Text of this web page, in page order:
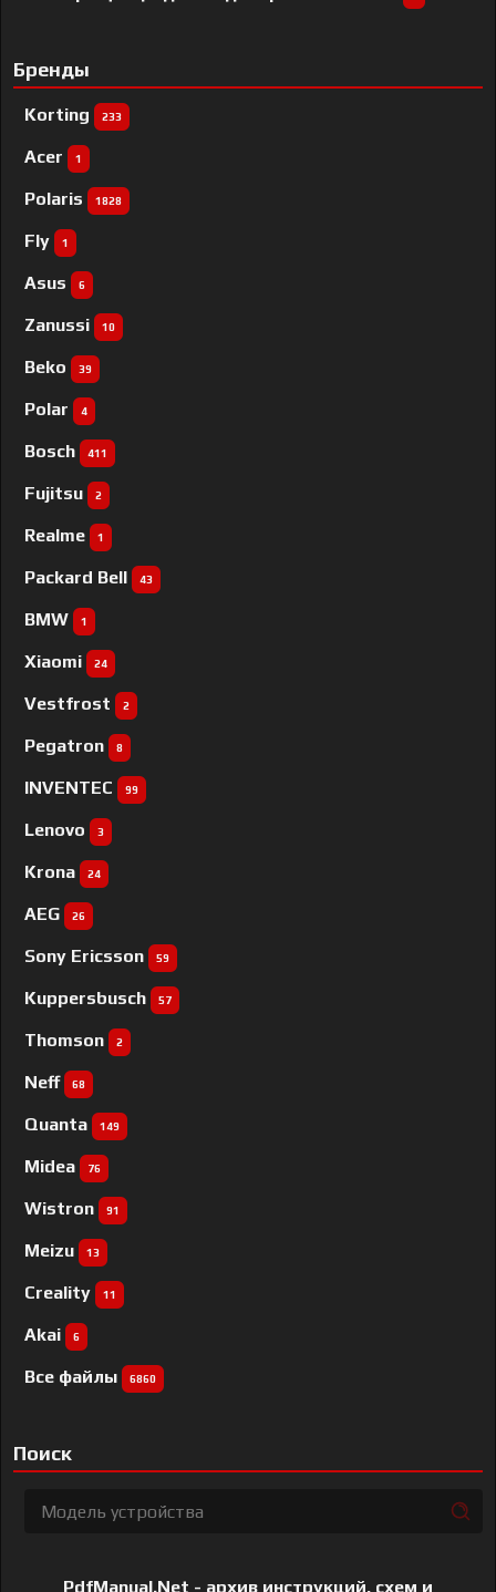
Бренды
Korting 233
Acer 1
Polaris 1828
Fly 1
Asus 6
Zanussi 10
Beko 39
Polar 4
Bosch 411
Fujitsu 2
Realme 1
Packard Bell 43
BMW 1
Xiaomi 24
Vestfrost 2
Pegatron 8
INVENTEC 99
Lenovo 3
Krona 24
AEG 26
Sony Ericsson 59
Kuppersbusch 57
Thomson 2
Neff 68
Quanta 149
Midea 76
Wistron 91
Meizu 13
Creality 11
Akai 6
Все файлы 6860
Поиск
PdfManual.Net - архив инструкций, схем и